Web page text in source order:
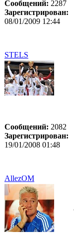
Сообщений: 2287
Зарегистрирован:
08/01/2009 12:44
STELS
Сообщений: 2082
Зарегистрирован:
19/01/2008 01:48
AllezOM